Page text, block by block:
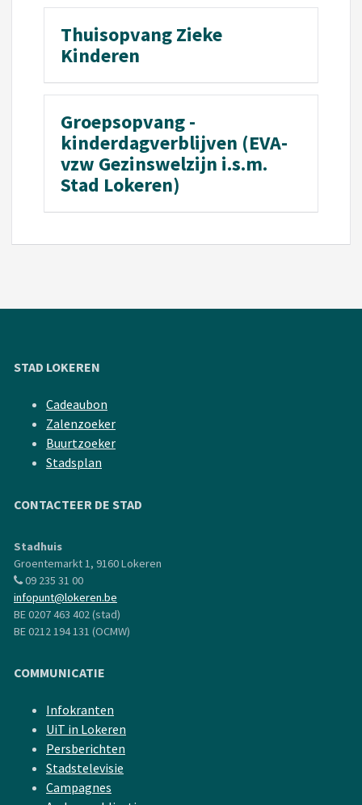
Thuisopvang Zieke
Kinderen
Groepsopvang -
kinderdagverblijven (EVA-
vzw Gezinswelzijn i.s.m.
Stad Lokeren)
STAD LOKEREN
Cadeaubon
Zalenzoeker
Buurtzoeker
Stadsplan
CONTACTEER DE STAD
Stadhuis
Groentemarkt 1, 9160 Lokeren
09 235 31 00
infopunt@lokeren.be
BE 0207 463 402 (stad)
BE 0212 194 131 (OCMW)
COMMUNICATIE
Infokranten
UiT in Lokeren
Persberichten
Stadstelevisie
Campagnes